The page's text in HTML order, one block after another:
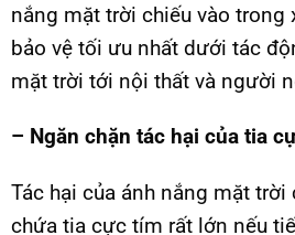
nắng mặt trời chiếu vào trong
bảo vệ tối ưu nhất dưới tác
mặt trời tới nội thất và người
– Ngăn chặn tác hại của tia
Tác hại của ánh nắng mặt
chứa tia cực tím rất lớn nếu